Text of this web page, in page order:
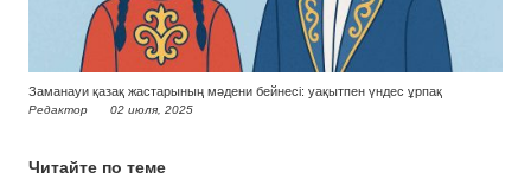
Заманауи қазақ жастарының мәдени бейнесі: уақытпен үндес ұрпақ
Редактор 02 июля, 2025
Читайте по теме